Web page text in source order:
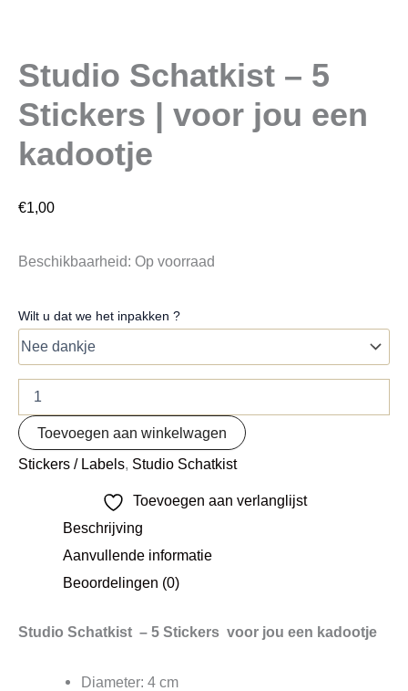
Studio Schatkist – 5
Stickers | voor jou een
kadootje
€1,00
Beschikbaarheid: Op voorraad
Wilt u dat we het inpakken ?
Toevoegen aan winkelwagen
Stickers / Labels Studio Schatkist
Toevoegen aan verlanglijst
Beschrijving
Aanvullende informatie
Beoordelingen (0)
Studio Schatkist – 5 Stickers voor jou een kadootje
Diameter: 4 cm